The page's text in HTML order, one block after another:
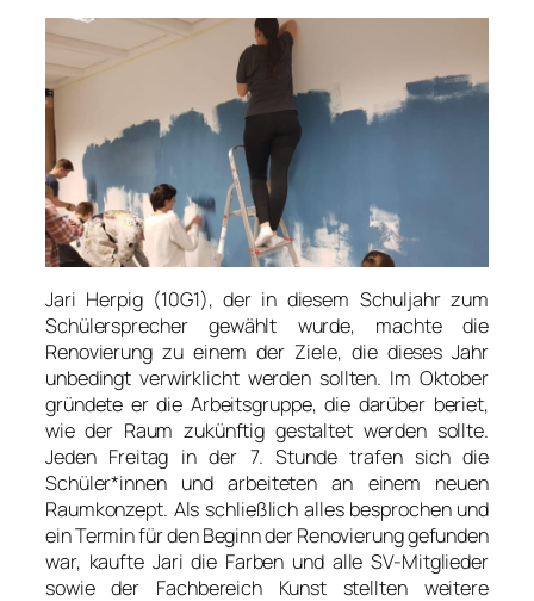
Jari Herpig (10G1), der in diesem Schuljahr zum
Schülersprecher gewählt wurde, machte die
Renovierung zu einem der Ziele, die dieses Jahr
unbedingt verwirklicht werden sollten. Im Oktober
gründete er die Arbeitsgruppe, die darüber beriet,
wie der Raum zukünftig gestaltet werden sollte.
Jeden Freitag in der 7. Stunde trafen sich die
Schüler*innen und arbeiteten an einem neuen
Raumkonzept. Als schließlich alles besprochen und
ein Termin für den Beginn der Renovierung gefunden
war, kaufte Jari die Farben und alle SV-Mitglieder
sowie der Fachbereich Kunst stellten weitere